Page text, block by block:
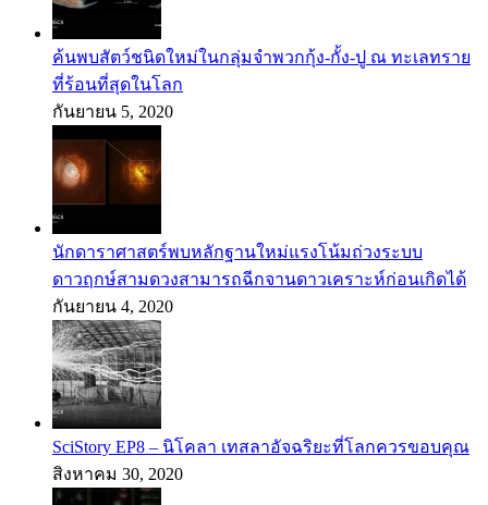
ค้นพบสัตว์ชนิดใหม่ในกลุ่มจำพวกกุ้ง-กั้ง-ปู ณ ทะเลทราย
ที่ร้อนที่สุดในโลก
กันยายน 5, 2020
นักดาราศาสตร์พบหลักฐานใหม่แรงโน้มถ่วงระบบ
ดาวฤกษ์สามดวงสามารถฉีกจานดาวเคราะห์ก่อนเกิดได้
กันยายน 4, 2020
SciStory EP8 – นิโคลา เทสลาอัจฉริยะที่โลกควรขอบคุณ
สิงหาคม 30, 2020